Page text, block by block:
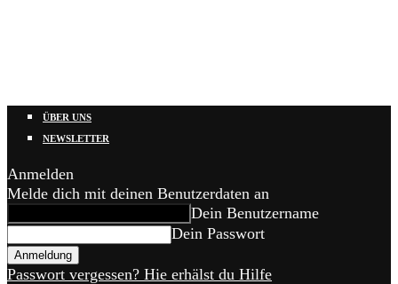
ÜBER UNS
NEWSLETTER
Anmelden
Melde dich mit deinen Benutzerdaten an
Dein Benutzername
Dein Passwort
Passwort vergessen? Hie erhälst du Hilfe